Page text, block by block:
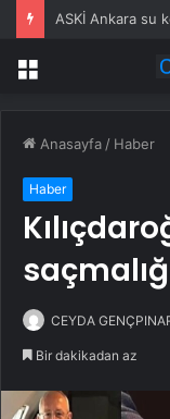
Menü
Anasayfa / Haber
Haber
CEYDA
Bir dakikadan az